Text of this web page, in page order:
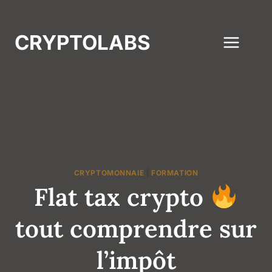
contenu
CRYPTOLABS
CRYPTOMONNAIE FORMATION
Flat tax crypto
tout comprendre sur
l’impôt